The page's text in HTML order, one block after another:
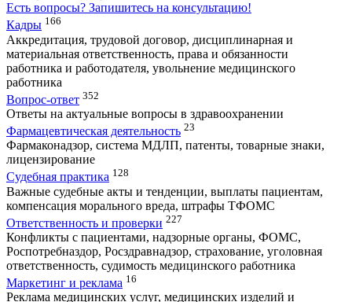
Есть вопросы? Запишитесь на консультацию!
Кадры 166
Аккредитация, трудовой договор, дисциплинарная и
материальная ответственность, права и обязанности
работника и работодателя, увольнение медицинского
работника
Вопрос-ответ 352
Ответы на актуальные вопросы в здравоохранении
Фармацевтическая деятельность 23
Фармаконадзор, система МДЛП, патенты, товарные знаки,
лицензирование
Судебная практика 128
Важные судебные акты и тенденции, выплаты пациентам,
компенсация морального вреда, штрафы ТФОМС
Ответственность и проверки 227
Конфликты с пациентами, надзорные органы, ФОМС,
Роспотребназдор, Росздравнадзор, страхование, уголовная
ответственность, судимость медицинского работника
Маркетинг и реклама 16
Реклама медицинских услуг, медицинских изделий и